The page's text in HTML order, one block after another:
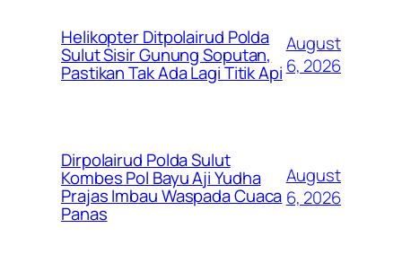
Helikopter Ditpolairud Polda
Sulut Sisir Gunung Soputan,
Pastikan Tak Ada Lagi Titik Api
August
6, 2026
Dirpolairud Polda Sulut
Kombes Pol Bayu Aji Yudha
Prajas Imbau Waspada Cuaca
Panas
August
6, 2026